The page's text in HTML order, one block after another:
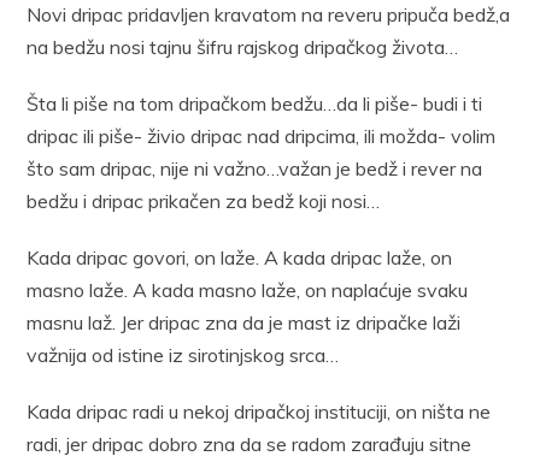
Novi dripac pridavljen kravatom na reveru pripuča bedž,a
na bedžu nosi tajnu šifru rajskog dripačkog života…
Šta li piše na tom dripačkom bedžu…da li piše- budi i ti
dripac ili piše- živio dripac nad dripcima, ili možda- volim
što sam dripac, nije ni važno…važan je bedž i rever na
bedžu i dripac prikačen za bedž koji nosi…
Kada dripac govori, on laže. A kada dripac laže, on
masno laže. A kada masno laže, on naplaćuje svaku
masnu laž. Jer dripac zna da je mast iz dripačke laži
važnija od istine iz sirotinjskog srca…
Kada dripac radi u nekoj dripačkoj instituciji, on ništa ne
radi, jer dripac dobro zna da se radom zarađuju sitne